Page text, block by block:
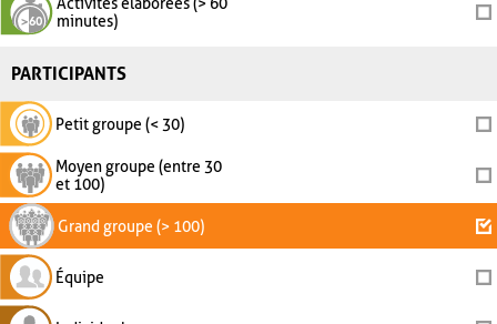
minutes)
PARTICIPANTS
Petit groupe (< 30)
Moyen groupe (entre 30
et 100)
Grand groupe (> 100)
Équipe